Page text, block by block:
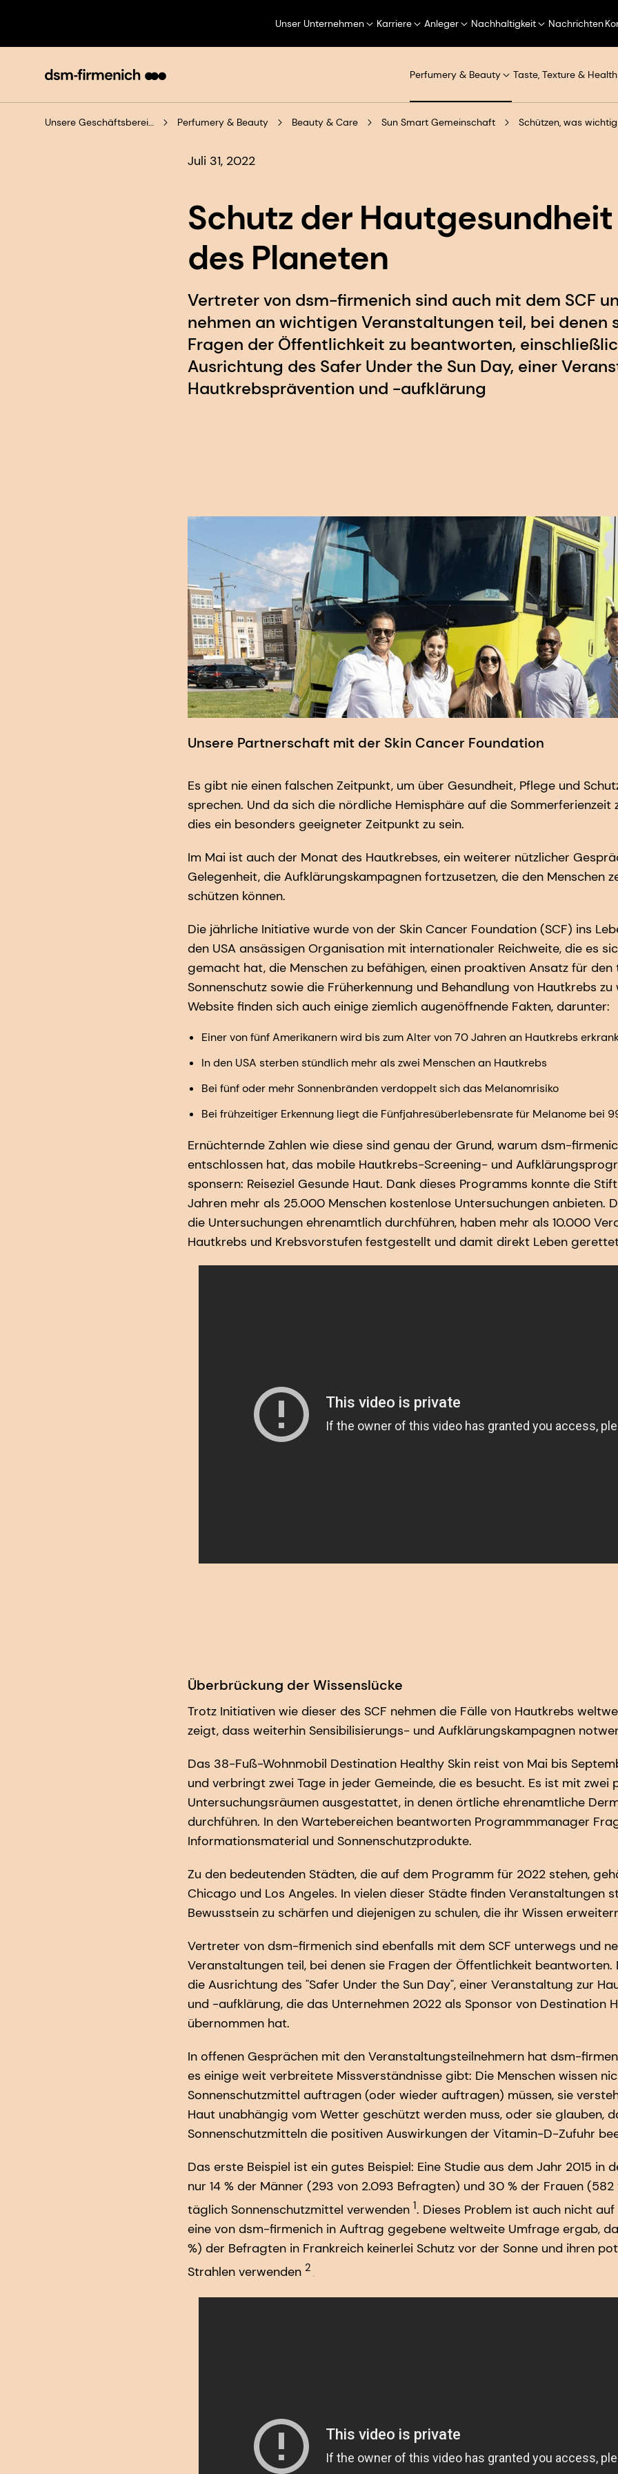
Unser Unternehmen Karriere Anleger Nachhaltigkeit Nachrichten
Perfumery & Beauty Taste, Texture & Health
Unsere Geschäftsbereiche Perfumery & Beauty Beauty & Care Sun Smart Gemeinschaft
Juli 31, 2022
Schutz der
des Planeten
Vertreter von dsm-firmenich sind auch mit dem SCF
nehmen an wichtigen Veranstaltungen teil, bei denen
Fragen der Öffentlichkeit zu beantworten,
Ausrichtung des Safer Under the Sun Day, einer
Hautkrebsprävention und -aufklärung
Unsere Partnerschaft mit der Skin Cancer Foundation
Es gibt nie einen falschen Zeitpunkt, um über Gesundheit, Pflege und
sprechen. Und da sich die nördliche Hemisphäre auf die Sommerferienzeit
dies ein besonders geeigneter Zeitpunkt zu sein.
Im Mai ist auch der Monat des Hautkrebses, ein weiterer nützlicher
Gelegenheit, die Aufklärungskampagnen fortzusetzen, die den Menschen
schützen können.
Die jährliche Initiative wurde von der Skin Cancer Foundation (SCF) ins
den USA ansässigen Organisation mit internationaler Reichweite, die es
gemacht hat, die Menschen zu befähigen, einen proaktiven Ansatz für
Sonnenschutz sowie die Früherkennung und Behandlung von Hautkrebs
Website finden sich auch einige ziemlich augenöffnende Fakten, darunter:
Einer von fünf Amerikanern wird bis zum Alter von 70 Jahren an Hautkrebs
In den USA sterben stündlich mehr als zwei Menschen an Hautkrebs
Bei fünf oder mehr Sonnenbränden verdoppelt sich das Melanomrisiko
Bei frühzeitiger Erkennung liegt die Fünfjahresüberlebensrate für Melanome bei
Ernüchternde Zahlen wie diese sind genau der Grund, warum dsm-
entschlossen hat, das mobile Hautkrebs-Screening- und
sponsern: Reiseziel Gesunde Haut. Dank dieses Programms konnte die
Jahren mehr als 25.000 Menschen kostenlose Untersuchungen anbieten.
die Untersuchungen ehrenamtlich durchführen, haben mehr als 10.000
Hautkrebs und Krebsvorstufen festgestellt und damit direkt Leben
Überbrückung der Wissenslücke
Trotz Initiativen wie dieser des SCF nehmen die Fälle von Hautkrebs
zeigt, dass weiterhin Sensibilisierungs- und Aufklärungskampagnen
Das 38-Fuß-Wohnmobil Destination Healthy Skin reist von Mai bis
und verbringt zwei Tage in jeder Gemeinde, die es besucht. Es ist mit zwei
Untersuchungsräumen ausgestattet, in denen örtliche ehrenamtliche
durchführen. In den Wartebereichen beantworten Programmmanager
Informationsmaterial und Sonnenschutzprodukte.
Zu den bedeutenden Städten, die auf dem Programm für 2022 stehen,
Chicago und Los Angeles. In vielen dieser Städte finden Veranstaltungen
Bewusstsein zu schärfen und diejenigen zu schulen, die ihr Wissen
Vertreter von dsm-firmenich sind ebenfalls mit dem SCF unterwegs und
Veranstaltungen teil, bei denen sie Fragen der Öffentlichkeit
die Ausrichtung des "Safer Under the Sun Day", einer Veranstaltung zur
und -aufklärung, die das Unternehmen 2022 als Sponsor von Destination
übernommen hat.
In offenen Gesprächen mit den Veranstaltungsteilnehmern hat dsm-
es einige weit verbreitete Missverständnisse gibt: Die Menschen wissen
Sonnenschutzmittel auftragen (oder wieder auftragen) müssen, sie
Haut unabhängig vom Wetter geschützt werden muss, oder sie glauben,
Sonnenschutzmitteln die positiven Auswirkungen der Vitamin-D-Zufuhr
Das erste Beispiel ist ein gutes Beispiel: Eine Studie aus dem Jahr 2015 in
nur 14 % der Männer (293 von 2.093 Befragten) und 30 % der Frauen
täglich Sonnenschutzmittel verwenden 1. Dieses Problem ist auch nicht
eine von dsm-firmenich in Auftrag gegebene weltweite Umfrage ergab,
%) der Befragten in Frankreich keinerlei Schutz vor der Sonne und ihren
Strahlen verwenden 2